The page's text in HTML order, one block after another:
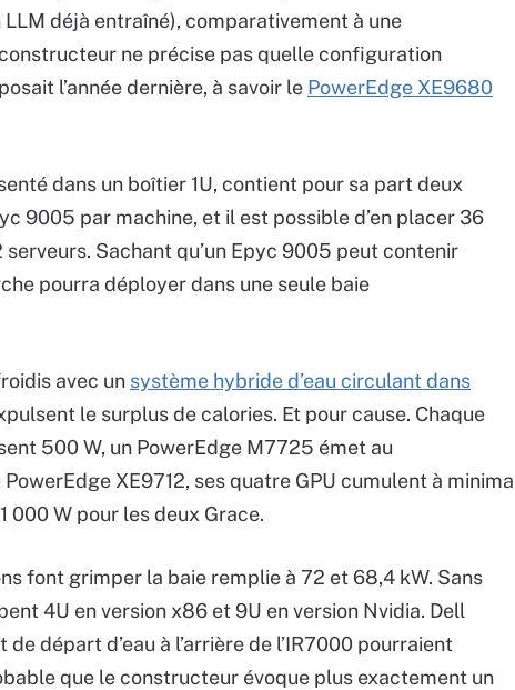
déjà entraîné), comparativement à une
ne précise pas quelle configuration
l’année dernière, à savoir le PowerEdge XE9680
dans un boîtier 1U, contient pour sa part deux
9005 par machine, et il est possible d’en placer 36
Sachant qu’un Epyc 9005 peut contenir
pourra déployer dans une seule baie
avec un système hybride d’eau circulant dans
le surplus de calories. Et pour cause. Chaque
500 W, un PowerEdge M7725 émet au
XE9712, ses quatre GPU cumulent à minima
000 W pour les deux Grace.
font grimper la baie remplie à 72 et 68,4 kW. Sans
4U en version x86 et 9U en version Nvidia. Dell
départ d’eau à l’arrière de l’IR7000 pourraient
que le constructeur évoque plus exactement un